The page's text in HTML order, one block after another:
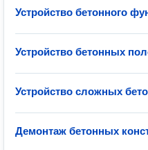
Устройство бетонного
Устройство бетонных
Устройство сложных
Демонтаж бетонных